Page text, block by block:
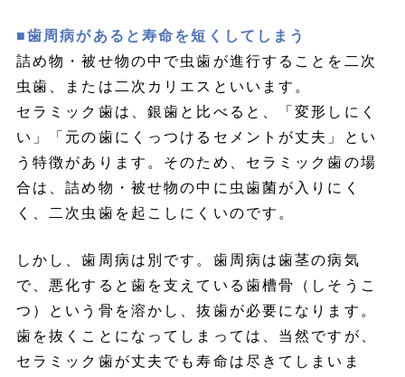
■歯周病があると寿命を短くしてしまう
詰め物・被せ物の中で虫歯が進行することを二次
虫歯、または二次カリエスといいます。
セラミック歯は、銀歯と比べると、「変形しにく
い」「元の歯にくっつけるセメントが丈夫」とい
う特徴があります。そのため、セラミック歯の場
合は、詰め物・被せ物の中に虫歯菌が入りにく
く、二次虫歯を起こしにくいのです。
しかし、歯周病は別です。歯周病は歯茎の病気
で、悪化すると歯を支えている歯槽骨（しそうこ
つ）という骨を溶かし、抜歯が必要になります。
歯を抜くことになってしまっては、当然ですが、
セラミック歯が丈夫でも寿命は尽きてしまいま